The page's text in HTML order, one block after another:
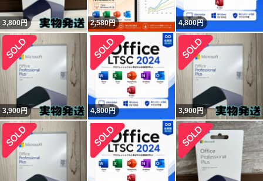
3,800円 2,580円 4,800円
3,900円 4,800円 3,900円